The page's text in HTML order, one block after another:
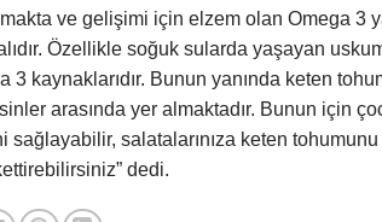
ve gelişimi için elzem olan Omega 3
Özellikle soğuk sularda yaşayan
kaynaklarıdır. Bunun yanında keten
arasında yer almaktadır. Bunun için
sağlayabilir, salatalarınıza keten
dedi.